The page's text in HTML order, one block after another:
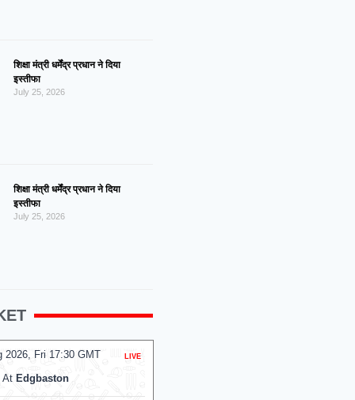
शिक्षा मंत्री धर्मेंद्र प्रधान ने दिया
इस्तीफा
July 25, 2026
शिक्षा मंत्री धर्मेंद्र प्रधान ने दिया
इस्तीफा
July 25, 2026
2026, Fri 17:30 GMT LIVE
At Edgbaston